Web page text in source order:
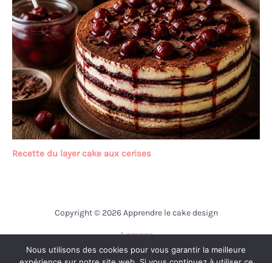
Recette du layer cake aux cerises
Copyright © 2026 Apprendre le cake design
A propos
Contact
Nous utilisons des cookies pour vous garantir la meilleure